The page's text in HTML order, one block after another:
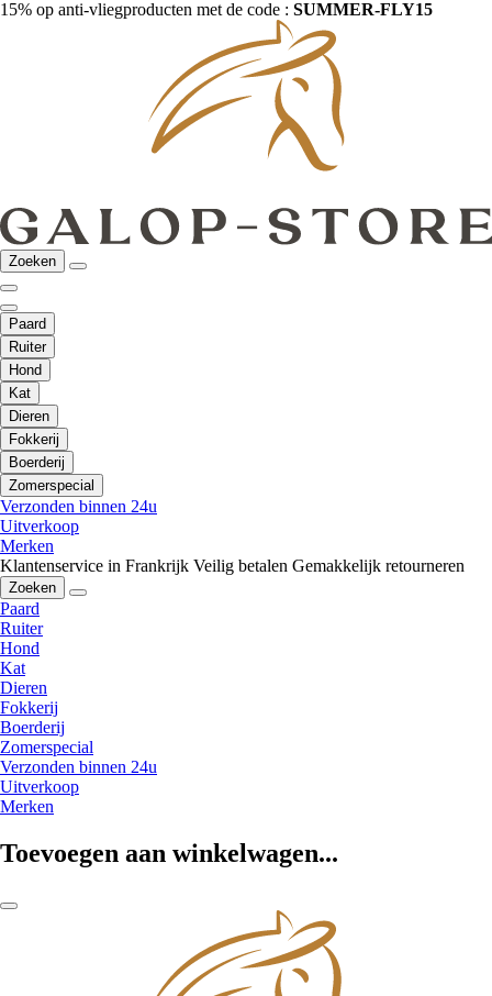
15% op anti-vliegproducten met de code : SUMMER-FLY15
Zoeken
Paard
Ruiter
Hond
Kat
Dieren
Fokkerij
Boerderij
Zomerspecial
Verzonden binnen 24u
Uitverkoop
Merken
Klantenservice in Frankrijk Veilig betalen Gemakkelijk retourneren
Zoeken
Paard
Ruiter
Hond
Kat
Dieren
Fokkerij
Boerderij
Zomerspecial
Verzonden binnen 24u
Uitverkoop
Merken
Toevoegen aan winkelwagen...